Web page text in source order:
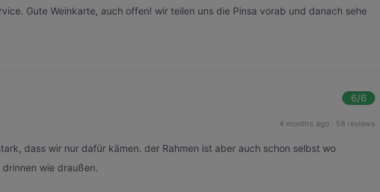
Gute Weinkarte, auch offen! wir teilen uns die Pinsa vorab und danach sehe
6/6
4 months ago · 58 reviews
dass wir nur dafür kämen. der Rahmen ist aber auch schon selbst wo
wie draußen.